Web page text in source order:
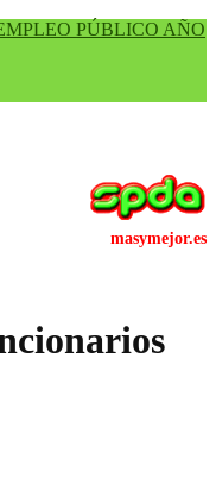
PÚBLICO AÑO